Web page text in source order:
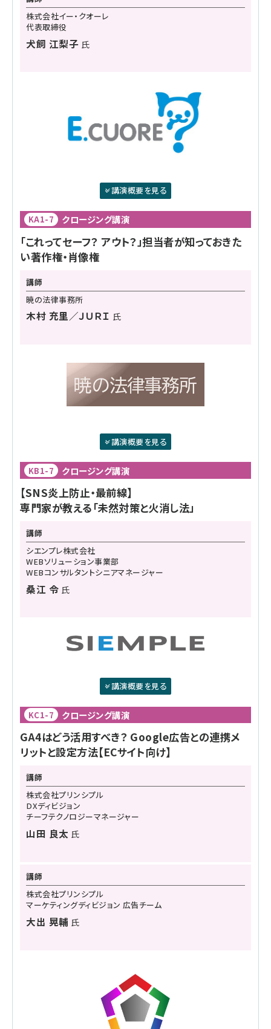
株式会社イー・クオーレ
代表取締役
犬飼 江梨子 氏
講演概要を見る
KA1-7 クロージング講演
「これってセーフ？ アウト？」担当者が知っておきた
い著作権・肖像権
講師
暁の法律事務所
木村 充里／ＪＵＲＩ 氏
講演概要を見る
KB1-7 クロージング講演
【SNS炎上防止・最前線】
専門家が教える「未然対策と火消し法」
講師
シエンプレ株式会社
WEBソリューション事業部
WEBコンサルタントシニアマネージャー
桑江 令 氏
講演概要を見る
KC1-7 クロージング講演
GA4はどう活用すべき？ Google広告との連携メ
リットと設定方法【ECサイト向け】
講師
株式会社プリンシプル
DXディビジョン
チーフテクノロジーマネージャー
山田 良太 氏
講師
株式会社プリンシプル
マーケティングディビジョン 広告チーム
大出 晃輔 氏